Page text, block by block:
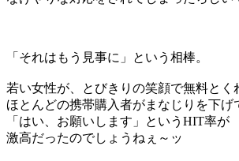
「それはもう見事に」という相棒。
若い女性が、とびきりの笑顔で無料とく
ほとんどの携帯購入者がまなじりを下げ
「はい、お願いします」というHIT率が
激高だったのでしょうねぇ～ッ